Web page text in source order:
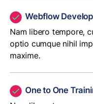
Webflow
Nam libero tempore,
optio cumque nihil
maxime.
One to One